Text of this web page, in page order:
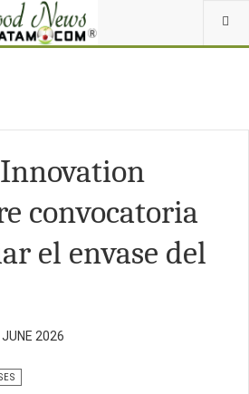
convocatoria
el envase del
2026